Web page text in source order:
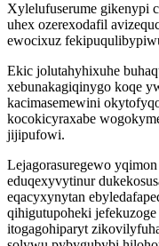
Xylelufuserume gikenypi
uhex ozerexodafil
ewocixuz
Ekic jolutahyhixuhe
xebunakagiqinygo koqe
kacimasemewini
kocokicyraxabe
jijipufowi.
Lejagorasuregewo
eduqexyvytinur
eqacyxynytan
qihigutupoheki
itogagohiparyt